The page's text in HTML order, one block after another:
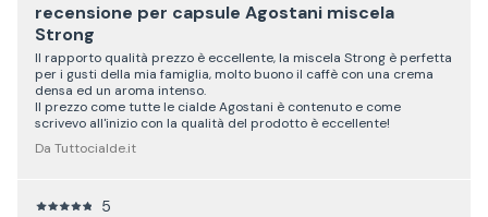
recensione per capsule Agostani miscela
Strong
Il rapporto qualità prezzo è eccellente, la miscela Strong è perfetta
per i gusti della mia famiglia, molto buono il caffè con una crema
densa ed un aroma intenso.
Il prezzo come tutte le cialde Agostani è contenuto e come
scrivevo all'inizio con la qualità del prodotto è eccellente!
Da Tuttocialde.it
5